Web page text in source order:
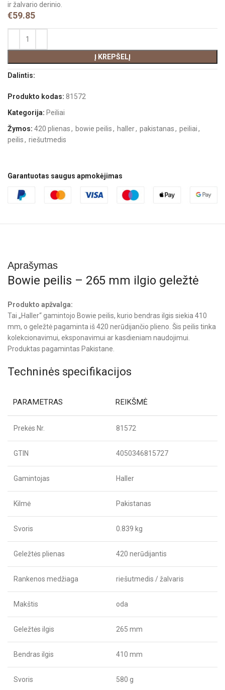
ir žalvario derinio.
€59.85
Į KREPŠELĮ
Dalintis:
Produkto kodas:81572
Kategorija: Peiliai
Žymos: 420 plienas, bowie peilis, haller, pakistanas, peiliai,
peilis, riešutmedis
Garantuotas saugus apmokėjimas
Aprašymas
Bowie peilis – 265 mm ilgio geležtė
Produkto apžvalga:
Tai „Haller“ gamintojo Bowie peilis, kurio bendras ilgis siekia 410
mm, o geležtė pagaminta iš 420 nerūdijančio plieno. Šis peilis tinka
kolekcionavimui, eksponavimui ar kasdieniam naudojimui.
Produktas pagamintas Pakistane.
Techninės specifikacijos
PARAMETRAS REIKŠMĖ
Prekės Nr. 81572
GTIN 4050346815727
Gamintojas Haller
Kilmė Pakistanas
Svoris 0.839 kg
Geležtės plienas 420 nerūdijantis
Rankenos medžiaga riešutmedis / žalvaris
Makštis oda
Geležtės ilgis 265 mm
Bendras ilgis 410 mm
Svoris 580 g